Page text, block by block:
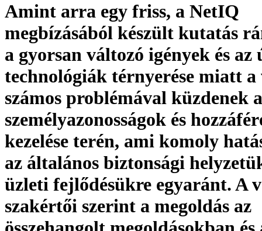
Amint arra egy friss, a NetIQ
megbízásából készült kutatás
a gyorsan változó igények és az
technológiák térnyerése miatt
számos problémával küzdenek a
személyazonosságok és
kezelése terén, ami komoly
az általános biztonsági
üzleti fejlődésükre egyaránt. A
szakértői szerint a megoldás az